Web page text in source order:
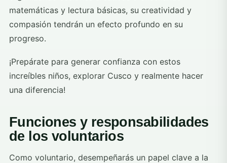
matemáticas y lectura básicas, su creatividad y
compasión tendrán un efecto profundo en su
progreso.
¡Prepárate para generar confianza con estos
increíbles niños, explorar Cusco y realmente hacer
una diferencia!
Funciones y responsabilidades
de los voluntarios
Como voluntario, desempeñarás un papel clave a la